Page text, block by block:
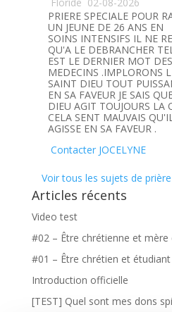
Floride 02-08-2026
PRIERE SPECIALE POUR
UN JEUNE DE 26 ANS EN
SOINS INTENSIFS IL NE
QU'A LE DEBRANCHER
EST LE DERNIER MOT DES
MEDECINS .IMPLORONS
SAINT DIEU TOUT
EN SA FAVEUR JE SAIS
DIEU AGIT TOUJOURS LA
CELA SENT MAUVAIS
AGISSE EN SA FAVEUR .
Contacter JOCELYNE
Voir tous les sujets de prière
Articles récents
Video test
#02 – Être chrétienne et mère
#01 – Être chrétien et
Introduction officielle
[TEST] Quel sont mes dons